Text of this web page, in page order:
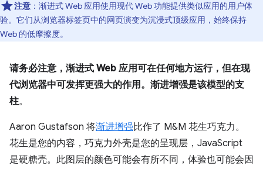
注意 ：渐进式 Web 应用使用现代 Web 功能提供类似应用的用户体
验。它们从浏览器标签页中的网页演变为沉浸式顶级应用，始终保持
Web 的低摩擦度。
请务必注意，渐进式 Web 应用可在任何地方运行，但在现
代浏览器中可发挥更强大的作用。渐进增强是该模型的支
柱。
Aaron Gustafson 将渐进增强比作了 M&M 花生巧克力。
花生是您的内容，巧克力外壳是您的呈现层，JavaScript
是硬糖壳。此图层的颜色可能会有所不同，体验也可能会因